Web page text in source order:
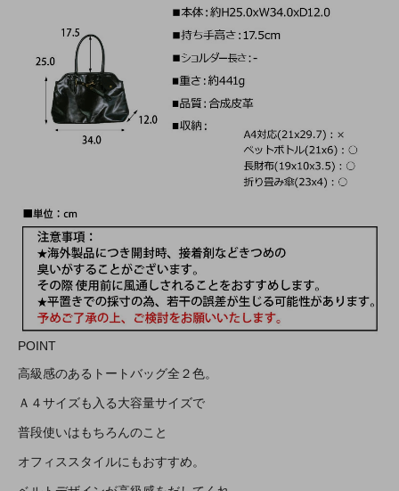
POINT
高級感のあるトートバッグ全２色。
Ａ４サイズも入る大容量サイズで
普段使いはもちろんのこと
オフィススタイルにもおすすめ。